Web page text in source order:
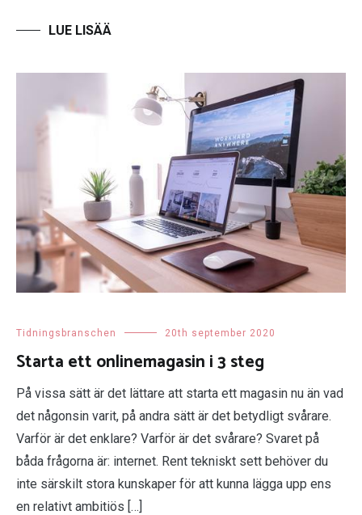
Tidningsbranschen 20th september 2020
Starta ett onlinemagasin i 3 steg
På vissa sätt är det lättare att starta ett magasin nu än vad
det någonsin varit, på andra sätt är det betydligt svårare.
Varför är det enklare? Varför är det svårare? Svaret på
båda frågorna är: internet. Rent tekniskt sett behöver du
inte särskilt stora kunskaper för att kunna lägga upp ens
en relativt ambitiös […]